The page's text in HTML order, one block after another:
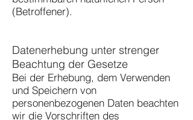
(Betroffener).
Datenerhebung unter strenger
Beachtung der Gesetze
Bei der Erhebung, dem Verwenden
und Speichern von
personenbezogenen Daten beachten
wir die Vorschriften des